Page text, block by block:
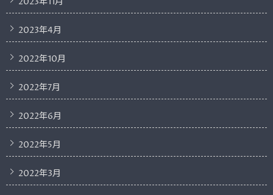
2023年4月
2022年10月
2022年7月
2022年6月
2022年5月
2022年3月